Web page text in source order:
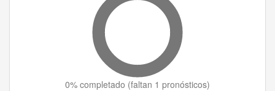
0% completado (faltan 1 pronósticos)